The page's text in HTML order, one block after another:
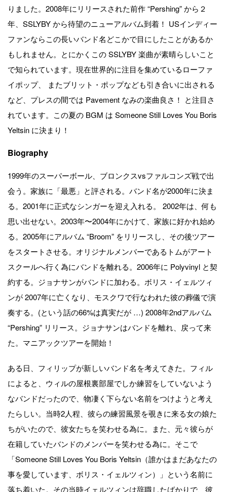
りました。2008年にリリースされた前作 “Pershing” から２
年、SSLYBY から待望のニューアルバム到着！ USインディー
ファンならこの長いバンド名どこかで目にしたことがあるか
もしれません。とにかくこの SSLYBY 楽曲が素晴らしいこと
で知られています。現在世界的に注目を集めているローファ
イポップ、 またブリット・ポップなども引き合いに出される
など、プレスの間では Pavement なみの楽曲良さ！ と注目さ
れています。この夏の BGM は Someone Still Loves You Boris
Yeltsin に決まり！
Biography
1999年のスーパーボール、ブロンクスvsファルコンズ戦で出
会う。家族に「最悪」と評される。バンド名が2000年に決ま
る。2001年に正式なシンガーを迎え入れる。 2002年は、何も
思い出せない。2003年〜2004年にかけて、家族に好かれ始め
る。2005年にアルバム “Broom” をリリースし、その後ツアー
をスタートさせる。オリジナルメンバーであるトムがアート
スクールへ行く為にバンドを離れる。2006年に Polyvinyl と契
約する。ジョナサンがバンドに加わる。ボリス・イェルツィ
ンが 2007年に亡くなり、モスクワで行なわれた彼の葬儀で演
奏する。(という話の66%は真実だが …) 2008年2ndアルバム
“Pershing” リリース。ジョナサンはバンドを離れ、戻って来
た。マニアックツアーを開始！
ある日、フィリップが新しいバンド名を考えてきた。フィル
によると、ウィルの屋根裏部屋でしか練習をしていないよう
なバンドだったので、物凄く下らない名前をつけようと考え
たらしい。当時2人程、彼らの練習風景を覗きに来る女の娘た
ちがいたので、彼女たちを笑わせる為に。また、元々彼らが
在籍していたバンドのメンバーを笑わせる為に。そこで
「Someone Still Loves You Boris Yeltsin（誰かはまだあなたの
事を愛しています、ボリス・イェルツィン）」という名前に
落ち着いた。その当時イェルツィンは辞職したばかりで、彼